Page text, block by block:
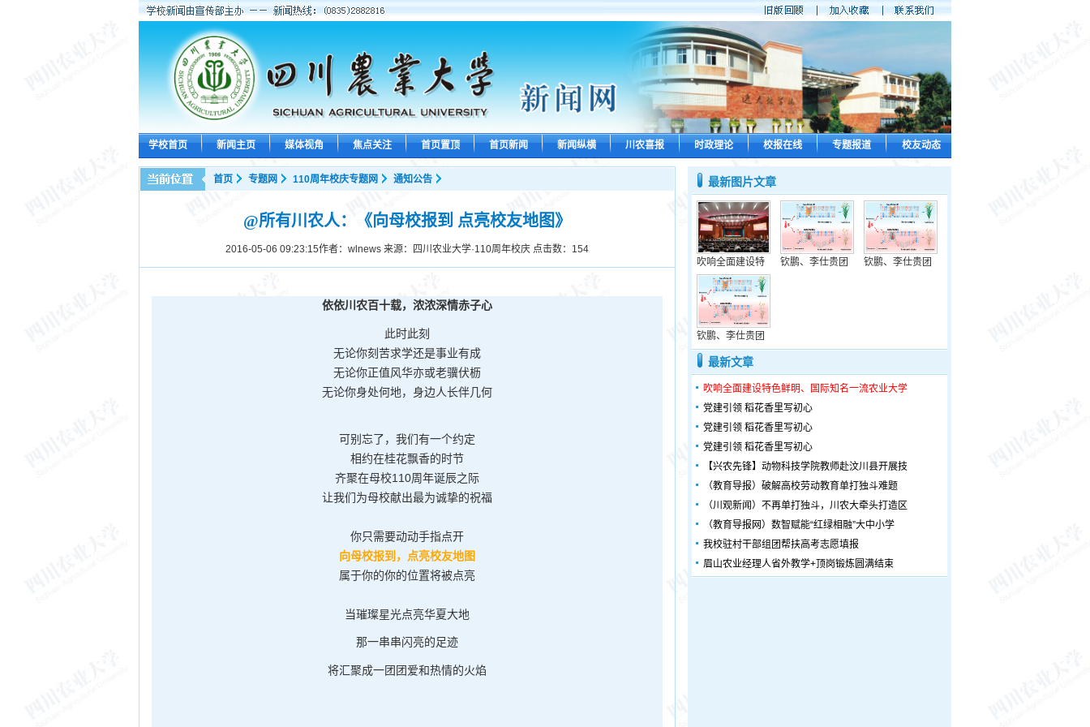
学校首页 新闻主页 媒体视角 焦点关注 首页置顶 首页新闻 新闻纵横 川农喜报 时政理论 校报在线 专题报道 校友动态
首页 专题网 110周年校庆专题网 通知公告
@所有川农人：《向母校报到 点亮校友地图》
2016-05-06 09:23:15作者：wlnews 来源：四川农业大学·110周年校庆 点击数： 154
依依川农百十载，浓浓深情赤子心
此时此刻
无论你刻苦求学还是事业有成
无论你正值风华亦或老骥伏枥
无论你身处何地，身边人长伴几何
可别忘了，我们有一个约定
相约在桂花飘香的时节
齐聚在母校110周年诞辰之际
让我们为母校献出最为诚挚的祝福
你只需要动动手指点开
向母校报到，点亮校友地图
属于你的你的位置将被点亮
当璀璨星光点亮华夏大地
那一串串闪亮的足迹
将汇聚成一团团爱和热情的火焰
最新图片文章
吹响全面建设特 钦鹏、李仕贵团 钦鹏、李仕贵团
钦鹏、李仕贵团
最新文章
吹响全面建设特色鲜明、国际知名一流农业大学
党建引领 稻花香里写初心
党建引领 稻花香里写初心
党建引领 稻花香里写初心
【兴农先锋】动物科技学院教师赴汶川县开展技
（教育导报）破解高校劳动教育单打独斗难题
（川观新闻）不再单打独斗，川农大牵头打造区
（教育导报网）数智赋能“红绿相融”大中小学
我校驻村干部组团帮扶高考志愿填报
眉山农业经理人省外教学+顶岗锻炼圆满结束